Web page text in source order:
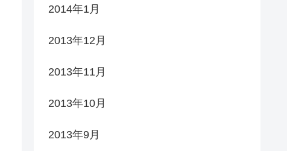
2014年1月
2013年12月
2013年11月
2013年10月
2013年9月